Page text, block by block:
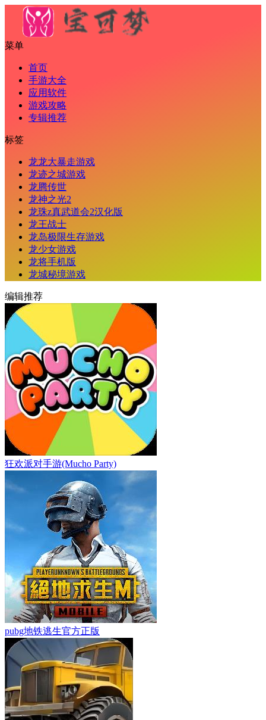
菜单
首页
手游大全
应用软件
游戏攻略
专辑推荐
标签
龙龙大暴走游戏
龙迹之城游戏
龙腾传世
龙神之光2
龙珠z真武道会2汉化版
龙王战士
龙岛极限生存游戏
龙少女游戏
龙将手机版
龙城秘境游戏
编辑推荐
狂欢派对手游(Mucho Party)
pubg地铁逃生官方正版